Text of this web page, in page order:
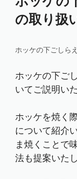
の取り扱
ホッケの下ごしら
ホッケの下ご
いてご説明い
ホッケを焼く
について紹介
ま焼くことで
法も提案いたし